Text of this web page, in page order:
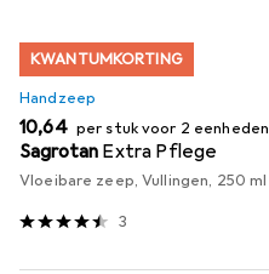
KWANTUMKORTING
Handzeep
EUR
10,64 per stuk voor 2 eenheden
Sagrotan Extra Pflege
Vloeibare zeep, Vullingen, 250 ml
3